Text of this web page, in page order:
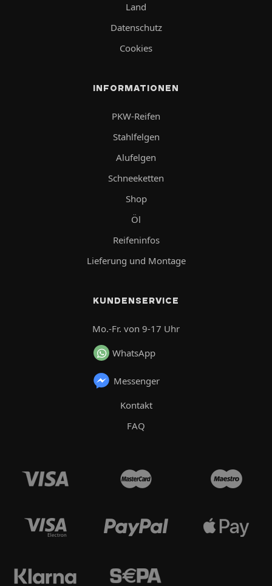
Land
Datenschutz
Cookies
INFORMATIONEN
PKW-Reifen
Stahlfelgen
Alufelgen
Schneeketten
Shop
Öl
Reifeninfos
Lieferung und Montage
KUNDENSERVICE
Mo.-Fr. von 9-17 Uhr
WhatsApp
Messenger
Kontakt
FAQ